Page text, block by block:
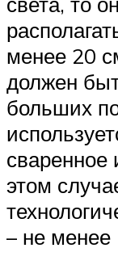
менее 20
должен
больших
сваренное
этом
– не менее